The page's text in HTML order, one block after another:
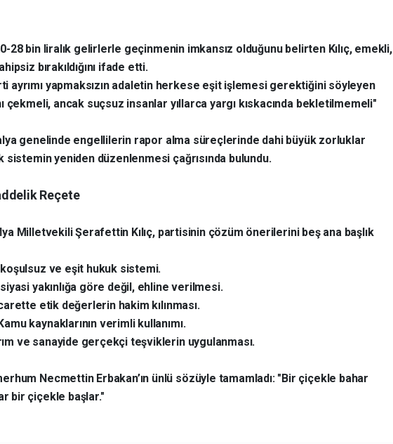
28 bin liralık gelirlerle geçinmenin imkansız olduğunu belirten Kılıç, emekli,
bırakıldığını ifade etti.
ayrımı yapmaksızın adaletin herkese eşit işlemesi gerektiğini söyleyen
çekmeli, ancak suçsuz insanlar yıllarca yargı kıskacında bekletilmemeli"
genelinde engellilerin rapor alma süreçlerinde dahi büyük zorluklar
sistemin yeniden düzenlenmesi çağrısında bulundu.
Reçete
Milletvekili Şerafettin Kılıç, partisinin çözüm önerilerini beş ana başlık
ve eşit hukuk sistemi.
yakınlığa göre değil, ehline verilmesi.
etik değerlerin hakim kılınması.
kaynaklarının verimli kullanımı.
ve sanayide gerçekçi teşviklerin uygulanması.
Necmettin Erbakan’ın ünlü sözüyle tamamladı: "Bir çiçekle bahar
bir çiçekle başlar."